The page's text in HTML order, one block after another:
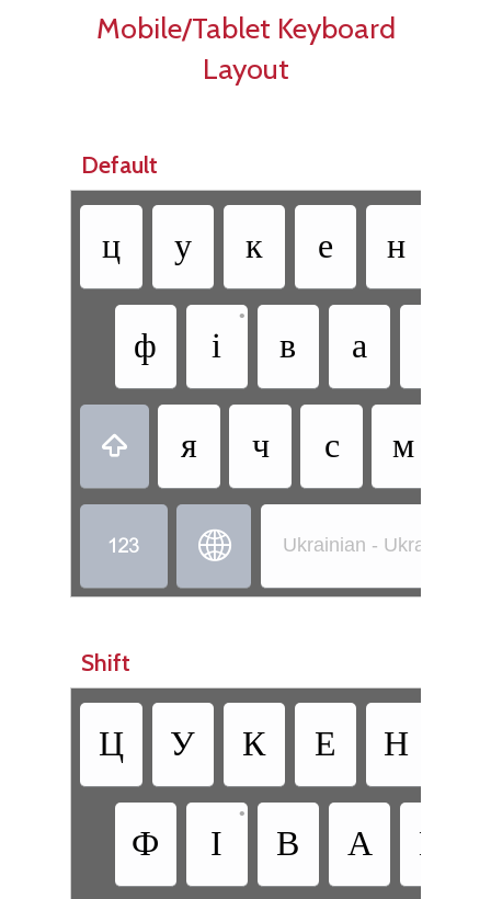
Mobile/Tablet Keyboard
Layout
Default
ц у к е н
ф і
•
в а
 я ч с м
  Ukrainian - Ukrainian
Shift
Ц У К Е Н
Ф І
•
В А П